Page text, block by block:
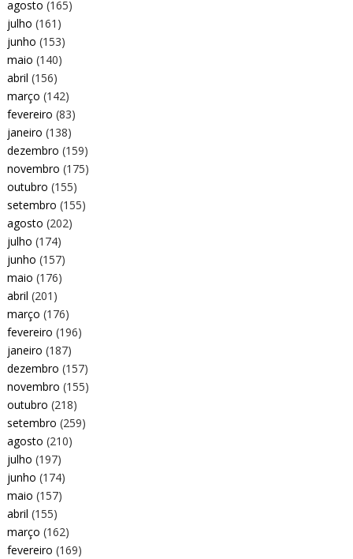
agosto (165)
julho (161)
junho (153)
maio (140)
abril (156)
março (142)
fevereiro (83)
janeiro (138)
dezembro (159)
novembro (175)
outubro (155)
setembro (155)
agosto (202)
julho (174)
junho (157)
maio (176)
abril (201)
março (176)
fevereiro (196)
janeiro (187)
dezembro (157)
novembro (155)
outubro (218)
setembro (259)
agosto (210)
julho (197)
junho (174)
maio (157)
abril (155)
março (162)
fevereiro (169)